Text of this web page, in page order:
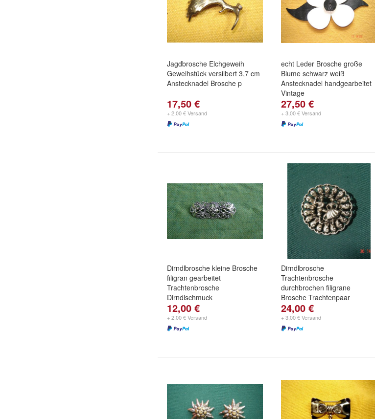
Jagdbrosche Elchgeweih
Geweihstück versilbert 3,7 cm
Anstecknadel Brosche p
17,50 €
+ 2,00 € Versand
echt Leder Brosche große
Blume schwarz weiß
Anstecknadel handgearbeitet
Vintage
27,50 €
+ 3,00 € Versand
Dirndlbrosche kleine Brosche
filigran gearbeitet
Trachtenbrosche
Dirndlschmuck
12,00 €
+ 2,00 € Versand
Dirndlbrosche
Trachtenbrosche
durchbrochen filigrane
Brosche Trachtenpaar
24,00 €
+ 3,00 € Versand